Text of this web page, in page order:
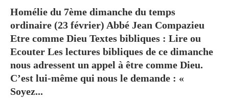
Homélie du 7ème dimanche du temps
ordinaire (23 février) Abbé Jean Compazieu
Etre comme Dieu Textes bibliques : Lire ou
Ecouter Les lectures bibliques de ce dimanche
nous adressent un appel à être comme Dieu.
C’est lui-même qui nous le demande : «
Soyez...